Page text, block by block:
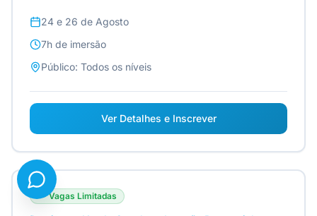
24 e 26 de Agosto
7h de imersão
Público: Todos os níveis
Ver Detalhes e Inscrever
Vagas Limitadas